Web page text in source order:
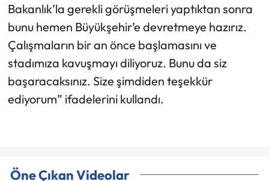
Bakanlık’la gerekli görüşmeleri yaptıktan sonra
bunu hemen Büyükşehir’e devretmeye hazırız.
Çalışmaların bir an önce başlamasını ve
stadımıza kavuşmayı diliyoruz. Bunu da siz
başaracaksınız. Size şimdiden teşekkür
ediyorum” ifadelerini kullandı.
Öne Çıkan Videolar